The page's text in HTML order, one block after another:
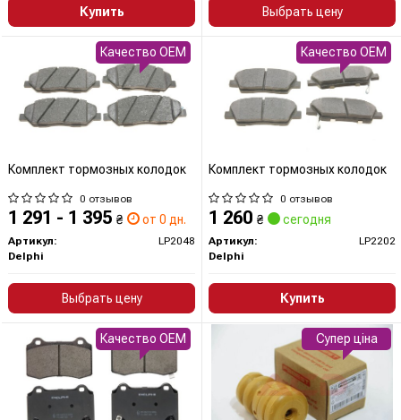
Купить Выбрать цену
Комплект тормозных колодок
0 отзывов
1 291 - 1 395 ₴ от 0 дн.
Артикул:
LP2048
Delphi
Выбрать цену
Качество OEM
Комплект тормозных колодок
0 отзывов
1 260 ₴ сегодня
Артикул:
LP2202
Delphi
Купить
Качество OEM
Качество OEM Супер ціна